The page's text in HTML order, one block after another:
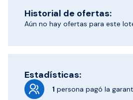
Historial de ofertas:
Aún no hay ofertas para este
Estadísticas:
1 persona pagó la